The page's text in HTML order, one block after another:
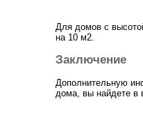
Для домов с
на 10 м2.
Заключение
Дополнительную
дома, вы найдете в